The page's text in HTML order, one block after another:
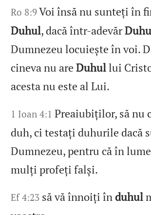
Ro 8:9Voi însă nu sunteți în
Duhul, dacă într-adevăr
Dumnezeu locuiește în voi.
cineva nu areDuhullui
acesta nu este al Lui.
1 Ioan 4:1 Preaiubiților, să nu
duh, ci testați duhurile dacă
Dumnezeu, pentru că în
mulți profeți falși.
Ef 4:23 să vă înnoiți în duhul